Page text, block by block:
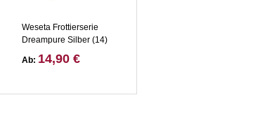
Weseta Frottierserie
Dreampure Silber (14)
Ab: 14,90 €